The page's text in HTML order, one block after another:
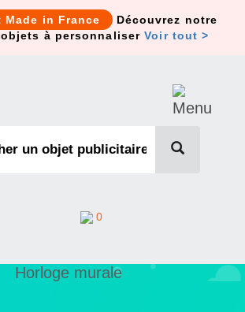
Made in France
Découvrez notre
à personnaliserVoir tout >
0
Horloge murale
panel